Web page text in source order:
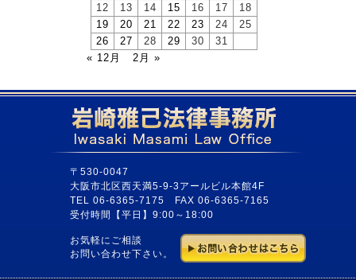
12
13 14 15 16 17
18
19
20 21 22 23 24
25
26
27 28 29 30
31
« 12月
2月 »
〒530-0047
大阪市北区西天満5-9-3アールビル本館4F
TEL 06-6365-7175 FAX 06-6365-7165
受付時間【平日】9:00～18:00
お気軽にご相談
お問い合わせ下さい。